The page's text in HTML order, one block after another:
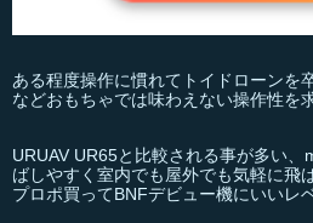
ある程度操作に慣れてトイドローンを
などおもちゃでは味わえない操作性を
URUAV UR65と比較される事が多い
ばしやすく室内でも屋外でも気軽に飛
プロポ買ってBNFデビュー機にいいレ